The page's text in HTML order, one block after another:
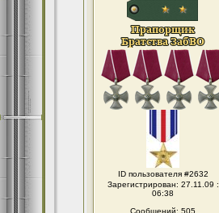
ID пользователя #2632
Зарегистрирован: 27.11.09 :
06:38
Сообщений: 505